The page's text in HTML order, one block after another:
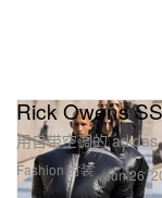
Fashion 时装
Rick Owens
用自带空调的
Jun 26,